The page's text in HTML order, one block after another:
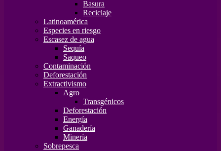
Basura
Reciclaje
Latinoamérica
Especies en riesgo
Escasez de agua
Sequía
Saqueo
Contaminación
Deforestación
Extractivismo
Agro
Transgénicos
Deforestación
Energía
Ganadería
Minería
Sobrepesca